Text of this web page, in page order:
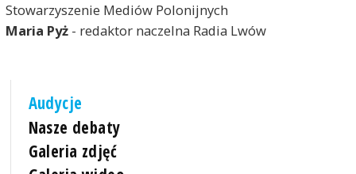
Stowarzyszenie Mediów Polonijnych
Maria Pyż- redaktor naczelna Radia Lwów
Audycje
Nasze debaty
Galeria zdjęć